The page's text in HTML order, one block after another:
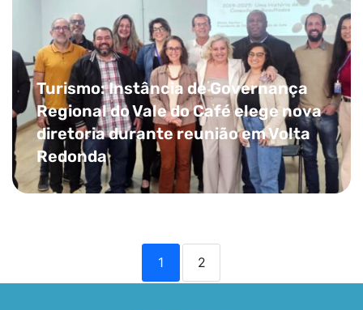
Turismo: Instância de Governança
Regional do Vale do Café elege nova
diretoria durante reunião em Volta
Redonda
1 2